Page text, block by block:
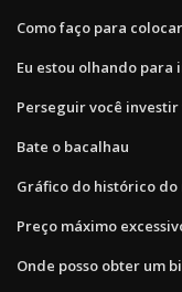
Como faço para
Eu estou olhando
Perseguir você
Bate o bacalhau
Gráfico do histórico do
Preço máximo
Onde posso obter um